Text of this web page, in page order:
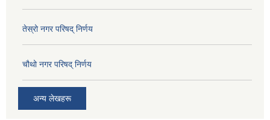
तेस्रो नगर परिषद् निर्णय
चौथो नगर परिषद् निर्णय
अन्य लेखहरू